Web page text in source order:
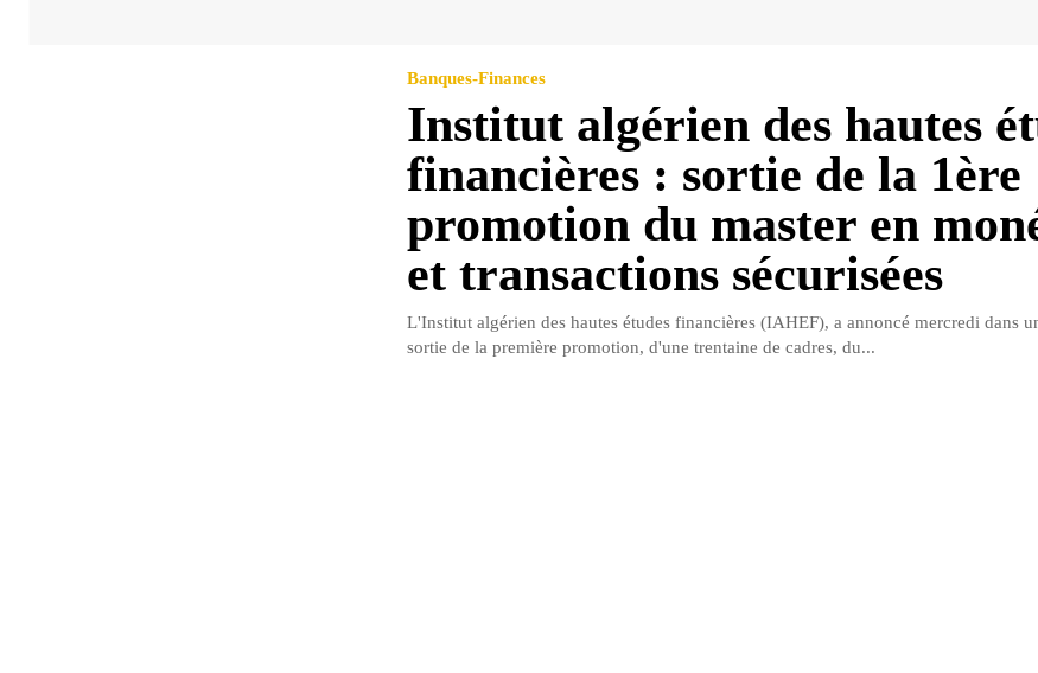
Banques-Finances
Institut algérien des hautes
financières : sortie de la 1ère
promotion du master en
et transactions sécurisées
L'Institut algérien des hautes études financières (IAHEF), a annoncé mercredi dans
sortie de la première promotion, d'une trentaine de cadres, du...